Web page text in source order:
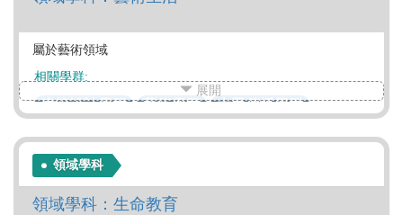
屬於藝術領域
相關學群:
建築設計學群 藝術學群 大眾傳播學群
展開
領域學科
領域學科：生命教育